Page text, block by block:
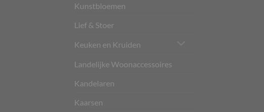
Kunstbloemen
Lief & Stoer
Keuken en Kruiden
Landelijke Woonaccessoires
Kandelaren
Kaarsen